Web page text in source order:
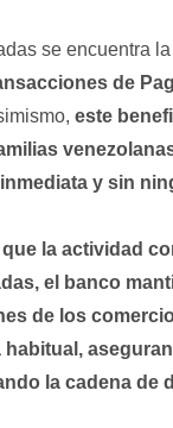
se encuentra la
de
este
y sin
la actividad
el banco
de los
la cadena de